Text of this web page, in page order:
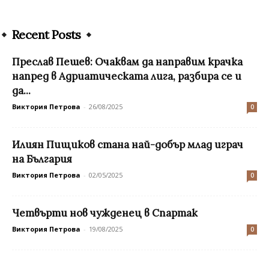
Recent Posts
Преслав Пешев: Очаквам да направим крачка
напред в Адриатическата лига, разбира се и
да...
Виктория Петрова - 26/08/2025 0
Илиян Пищиков стана най-добър млад играч
на България
Виктория Петрова - 02/05/2025 0
Четвърти нов чужденец в Спартак
Виктория Петрова - 19/08/2025 0